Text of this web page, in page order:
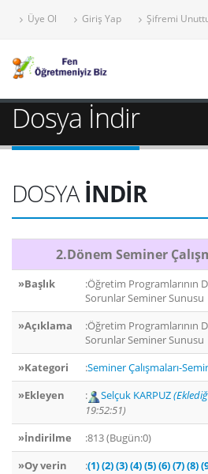
Üye Ol Giriş Yap Şifremi
Dosya İndir
DOSYAİNDİR
2.Dönem Seminer
»Başlık
:Öğretim Programlarının
Sorunlar Seminer Sunusu
»Açıklama
:Öğretim Programlarının
Sorunlar Seminer Sunusu
»Kategori
:Seminer Çalışmaları-
»Ekleyen
: Selçuk KARPUZ
19:52:51)
»İndirilme
:813 (Bugün:0)
»Oy verin
:(1)(2)(3)(4)(5)(6)(7)(8)